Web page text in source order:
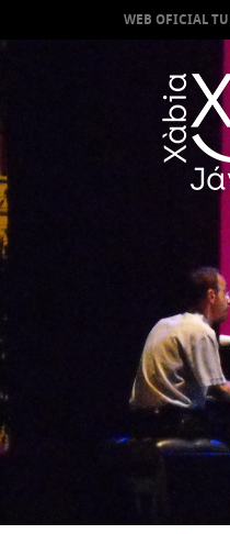
WEB OFICIAL